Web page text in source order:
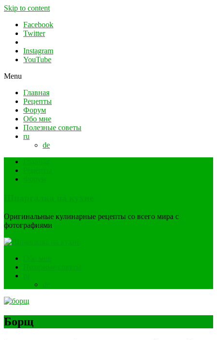
Skip to content
Facebook
Twitter
Instagram
YouTube
Menu
Главная
Рецепты
Форум
Обо мне
Полезные советы
ru
de
Оригинальные кулинарные рецепты со всего мира с
фотографиями
Борщ